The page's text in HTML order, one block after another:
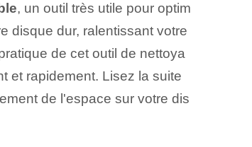
, un outil très utile pour optim
disque dur, ralentissant votre
de cet outil de nettoya
et rapidement. Lisez la suite
de l'espace sur votre dis